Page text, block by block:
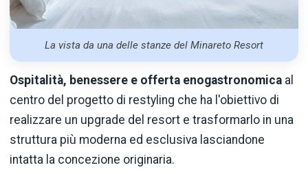
La vista da una delle stanze del Minareto Resort
Ospitalità, benessere e offerta enogastronomica al
centro del progetto di restyling che ha l'obiettivo di
realizzare un upgrade del resort e trasformarlo in una
struttura più moderna ed esclusiva lasciandone
intatta la concezione originaria.